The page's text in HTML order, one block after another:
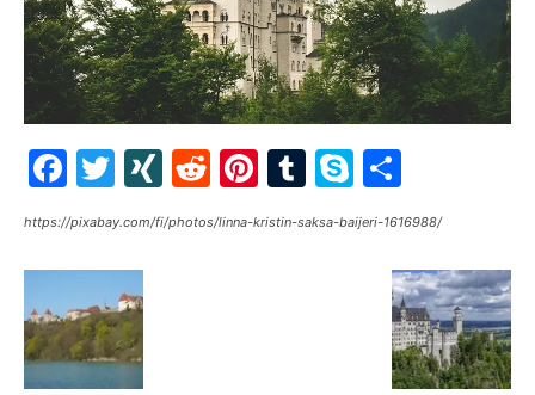
Facebook
Twitter
XINGReddit
Pinterest
Tumblr
Skype
https://pixabay.com/fi/photos/linna-kristin-saksa-baijeri-1616988/